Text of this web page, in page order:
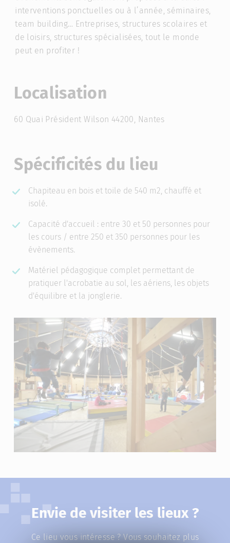
interventions ponctuelles ou à l’année, séminaires,
team building… Entreprises, structures scolaires et
de loisirs, structures spécialisées, tout le monde
peut en profiter !
Localisation
60 Quai Président Wilson 44200, Nantes
Spécificités du lieu
Chapiteau en bois et toile de 540 m2, chauffé et
isolé.
Capacité d'accueil : entre 30 et 50 personnes pour
les cours / entre 250 et 350 personnes pour les
évènements.
Matériel pédagogique complet permettant de
pratiquer l'acrobatie au sol, les aériens, les objets
d'équilibre et la jonglerie.
Envie de visiter les lieux ?
Ce lieu vous intéresse ? Vous souhaitez plus